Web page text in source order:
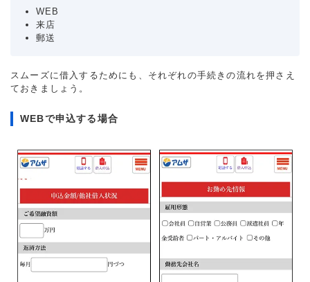
WEB
来店
郵送
スムーズに借入するためにも、それぞれの手続きの流れを押さえ
ておきましょう。
WEBで申込する場合